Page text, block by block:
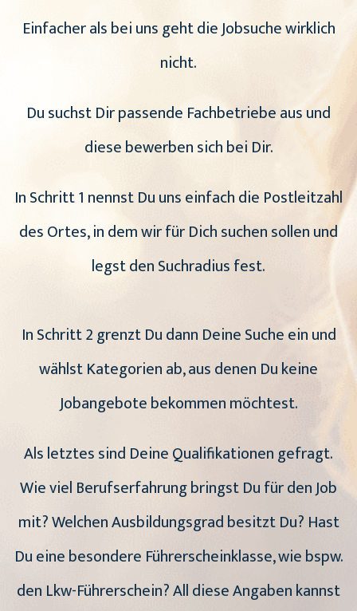
Einfacher als bei uns geht die Jobsuche wirklich
nicht.
Du suchst Dir passende Fachbetriebe aus und
diese bewerben sich bei Dir.
In Schritt 1 nennst Du uns einfach die Postleitzahl
des Ortes, in dem wir für Dich suchen sollen und
legst den Suchradius fest.
In Schritt 2 grenzt Du dann Deine Suche ein und
wählst Kategorien ab, aus denen Du keine
Jobangebote bekommen möchtest.
Als letztes sind Deine Qualifikationen gefragt.
Wie viel Berufserfahrung bringst Du für den Job
mit? Welchen Ausbildungsgrad besitzt Du? Hast
Du eine besondere Führerscheinklasse, wie bspw.
den Lkw-Führerschein? All diese Angaben kannst